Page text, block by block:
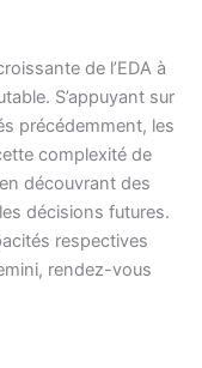
de l’EDA à
S’appuyant sur
précédemment, les
complexité de
découvrant des
décisions futures.
respectives
rendez-vous